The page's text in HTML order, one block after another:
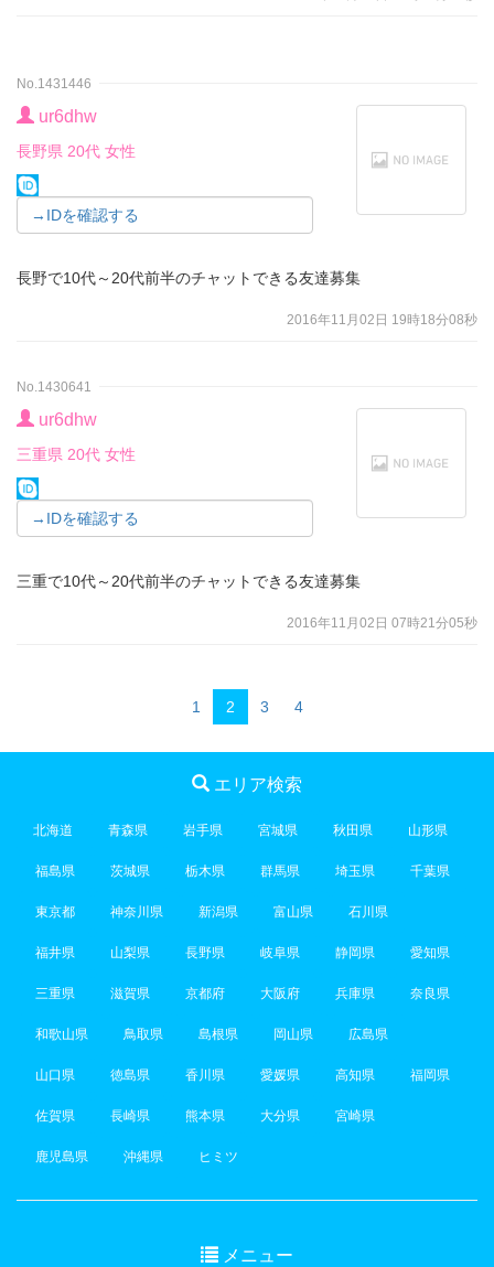
No.1431446
ur6dhw
長野県 20代 女性
→IDを確認する
長野で10代～20代前半のチャットできる友達募集
2016年11月02日 19時18分08秒
No.1430641
ur6dhw
三重県 20代 女性
→IDを確認する
三重で10代～20代前半のチャットできる友達募集
2016年11月02日 07時21分05秒
1 2 3 4
エリア検索
北海道 青森県 岩手県 宮城県 秋田県 山形県
福島県 茨城県 栃木県 群馬県 埼玉県 千葉県
東京都 神奈川県 新潟県 富山県 石川県
福井県 山梨県 長野県 岐阜県 静岡県 愛知県
三重県 滋賀県 京都府 大阪府 兵庫県 奈良県
和歌山県 鳥取県 島根県 岡山県 広島県
山口県 徳島県 香川県 愛媛県 高知県 福岡県
佐賀県 長崎県 熊本県 大分県 宮崎県
鹿児島県 沖縄県 ヒミツ
メニュー